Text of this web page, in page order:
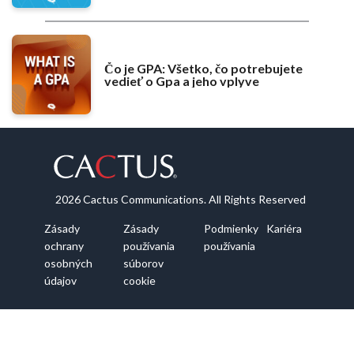
Čo je GPA: Všetko, čo potrebujete
vedieť o Gpa a jeho vplyve
2026 Cactus Communications. All Rights Reserved
Zásady
ochrany
osobných
údajov
Zásady
používania
súborov
cookie
Podmienky
používania
Kariéra